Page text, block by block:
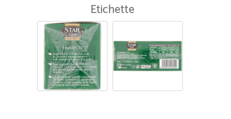
Etichette